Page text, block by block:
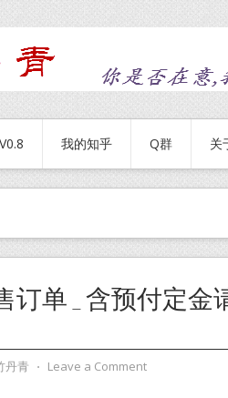
我的知乎 Q群 关
订单_含预付定金
丹青 ⋅ Leave a Comment